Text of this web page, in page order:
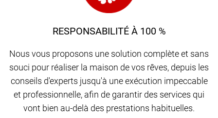
RESPONSABILITÉ À 100 %
Nous vous proposons une solution complète et sans
souci pour réaliser la maison de vos rêves, depuis les
conseils d'experts jusqu'à une exécution impeccable
et professionnelle, afin de garantir des services qui
vont bien au-delà des prestations habituelles.